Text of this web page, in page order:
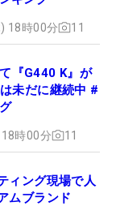
18時00分 11
『G440 K』が
未だに継続中 #
時00分 11
ィング現場で人
ムブランド